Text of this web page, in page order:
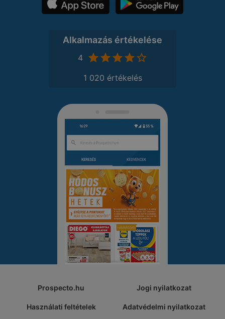
Alkalmazás értékelése
4
1 020 értékelés
Prospecto.hu Jogi nyilatkozat
Használati feltételek Adatvédelmi nyilatkozat